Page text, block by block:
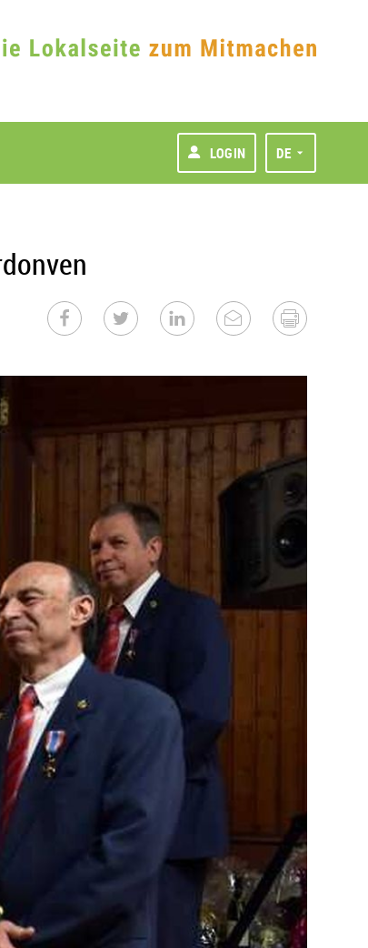
LOGIN DE